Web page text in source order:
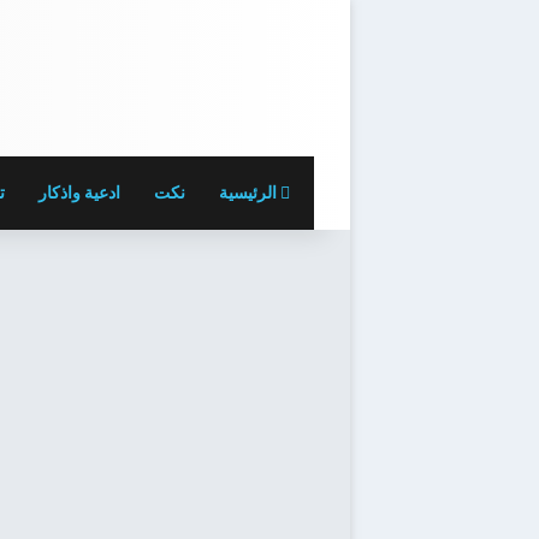
الرئيسية نكت ادعية واذكار